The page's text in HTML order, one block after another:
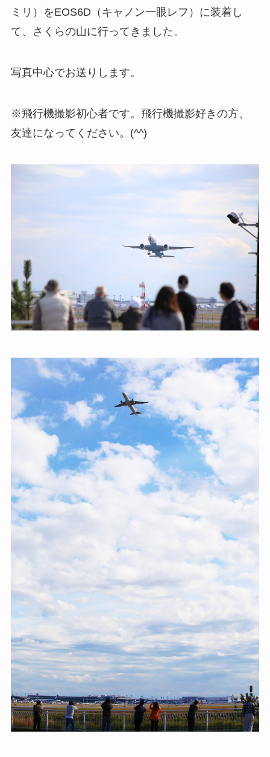
ミリ）をEOS6D（キャノン一眼レフ）に装着し
て、さくらの山に行ってきました。
写真中心でお送りします。
※飛行機撮影初心者です。飛行機撮影好きの方、
友達になってください。(^^)